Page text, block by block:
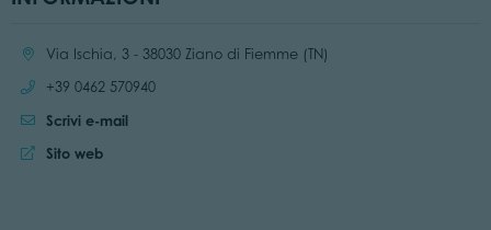
Località:Via Ischia, 3 - 38030 Ziano di Fiemme (TN)
Chiama:
+39 0462 570940
Scrivi e-mail
Sito web:
Sito web